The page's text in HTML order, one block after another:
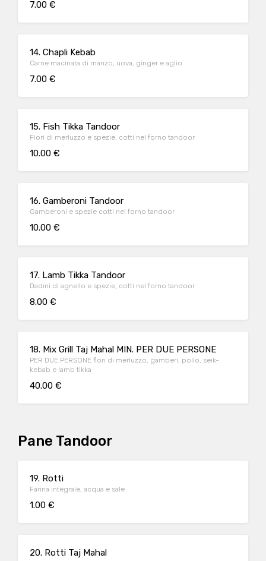
7.00 €
14. Chapli Kebab
Carne macinata di manzo, uova, ginger e aglio
7.00 €
15. Fish Tikka Tandoor
Fiori di merluzzo e spezie, cotti nel forno tandoor
10.00 €
16. Gamberoni Tandoor
Gamberoni e spezie cotti nel forno tandoor
10.00 €
17. Lamb Tikka Tandoor
Dadini di agnello e spezie, cotti nel forno tandoor
8.00 €
18. Mix Grill Taj Mahal MIN. PER DUE PERSONE
PER DUE PERSONE fiori di merluzzo, gamberi, pollo, seik-
kebab e lamb tikka
40.00 €
Pane Tandoor
19. Rotti
Farina integrale, acqua e sale
1.00 €
20. Rotti Taj Mahal